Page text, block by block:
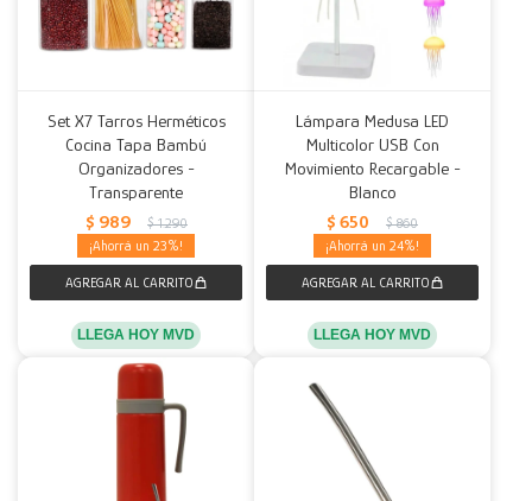
Set X7 Tarros Herméticos
Cocina Tapa Bambú
Organizadores -
Transparente
$ 989 $ 1.290
23
LLEGA HOY MVD
Lámpara Medusa LED
Multicolor USB Con
Movimiento Recargable -
Blanco
$ 650 $ 860
24
LLEGA HOY MVD